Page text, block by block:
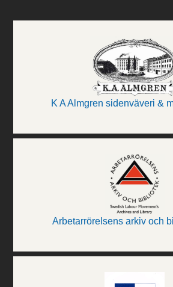
K A Almgren sidenväveri &
Arbetarrörelsens arkiv och